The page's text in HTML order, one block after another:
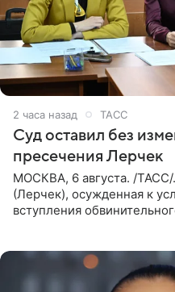
2 часа назад ТАСС
Суд оставил без
пресечения Лерчек
МОСКВА, 6 августа. /
(Лерчек), осужденная к
вступления